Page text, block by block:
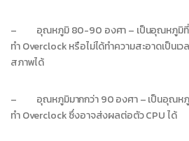
– อุณหภูมิ 80-90 องศา – เป็นอุณหภูมิที่สู
ทำ Overclock หรือไม่ได้ทำความสะอาดเป็นเ
สภาพได้
– อุณหภูมิมากกว่า 90 องศา – เป็นอุณหภู
ทำ Overclock ซึ่งอาจส่งผลต่อตัว CPU ได้